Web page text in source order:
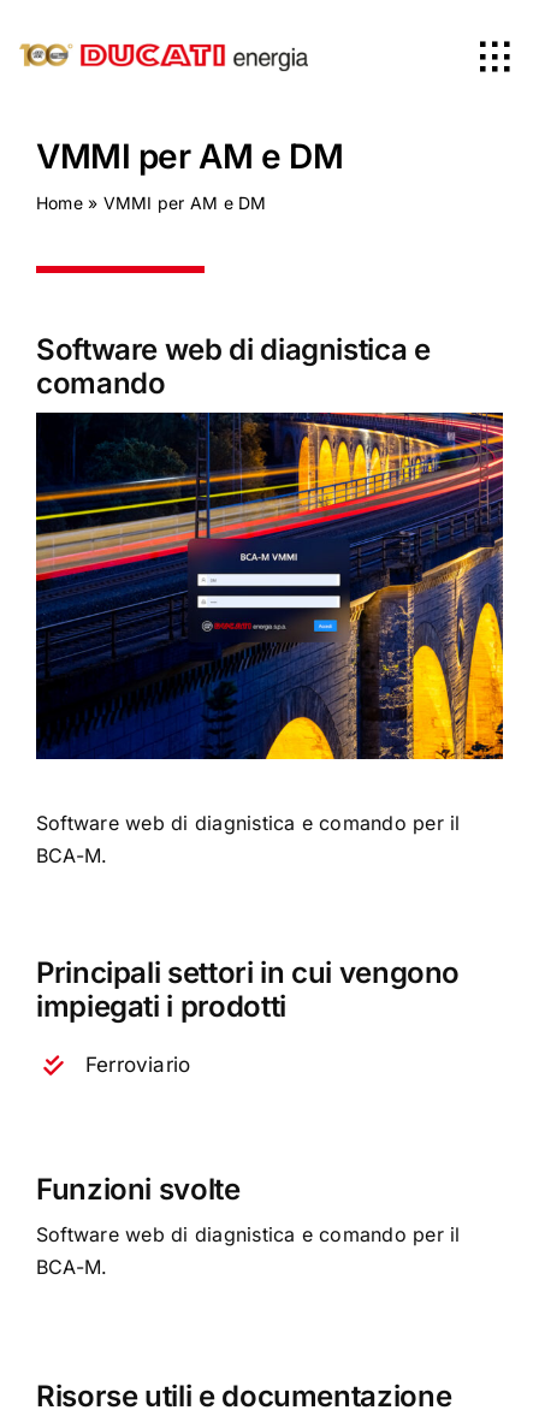
Prodotti
Worldwide
Certificazioni
Contatti
Italiano
VMMI per AM e DM
Home» VMMI per AM e DM
Software web di diagnistica e
comando
Software web di diagnistica e comando per il
BCA-M.
Principali settori in cui vengono
impiegati i prodotti
Ferroviario
Funzioni svolte
Software web di diagnistica e comando per il
BCA-M.
Risorse utili e documentazione